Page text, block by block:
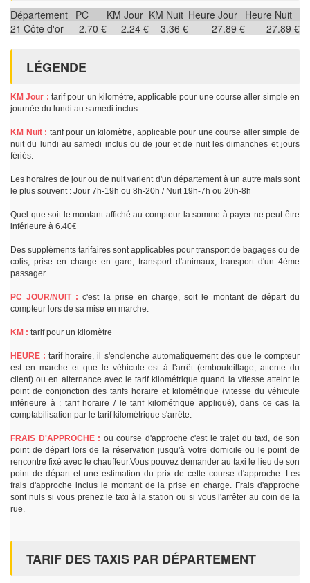
Département PC KM Jour KM Nuit Heure Jour Heure Nuit
21 Côte d'or 2.70 € 2.24 € 3.36 € 27.89 € 27.89 €
LÉGENDE
KM Jour : tarif pour un kilomètre, applicable pour une course aller simple en
journée du lundi au samedi inclus.
KM Nuit : tarif pour un kilomètre, applicable pour une course aller simple de
nuit du lundi au samedi inclus ou de jour et de nuit les dimanches et jours
fériés.
Les horaires de jour ou de nuit varient d'un département à un autre mais sont
le plus souvent : Jour 7h-19h ou 8h-20h / Nuit 19h-7h ou 20h-8h
Quel que soit le montant affiché au compteur la somme à payer ne peut être
inférieure à 6.40€
Des suppléments tarifaires sont applicables pour transport de bagages ou de
colis, prise en charge en gare, transport d'animaux, transport d'un 4ème
passager.
PC JOUR/NUIT : c'est la prise en charge, soit le montant de départ du
compteur lors de sa mise en marche.
KM : tarif pour un kilomètre
HEURE : tarif horaire, il s'enclenche automatiquement dès que le compteur
est en marche et que le véhicule est à l'arrêt (embouteillage, attente du
client) ou en alternance avec le tarif kilométrique quand la vitesse atteint le
point de conjonction des tarifs horaire et kilométrique (vitesse du véhicule
inférieure à : tarif horaire / le tarif kilométrique appliqué), dans ce cas la
comptabilisation par le tarif kilométrique s'arrête.
FRAIS D'APPROCHE : ou course d'approche c'est le trajet du taxi, de son
point de départ lors de la réservation jusqu'à votre domicile ou le point de
rencontre fixé avec le chauffeur.Vous pouvez demander au taxi le lieu de son
point de départ et une estimation du prix de cette course d'approche. Les
frais d'approche inclus le montant de la prise en charge. Frais d'approche
sont nuls si vous prenez le taxi à la station ou si vous l'arrêter au coin de la
rue.
TARIF DES TAXIS PAR DÉPARTEMENT